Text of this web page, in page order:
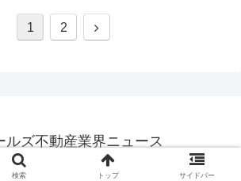
1 2
ルズ不動産業界ニュース
ミュールズ不動産業界ニュース.
検索 トップ サイドバー